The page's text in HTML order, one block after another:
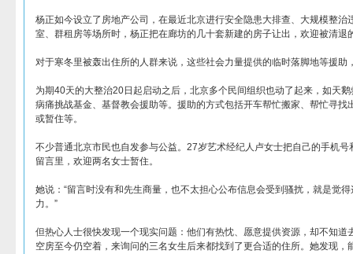
杨正如今设立了房地产公司，在最近北京进行安全隐患大排查、大规模整治
室、群租房等场所时，杨正把在廊坊的几十套新建的房子让出，欢迎被清退
对于寒冬里被轰出住所的人群来说，这些社会力量提供的临时落脚地等援助
为期40天的大整治20日起启动之后，北京多个民间组织也动了起来，如天
病痛挑战基金、基督教会援助等。援助的方式包括开车帮忙搬家、帮忙寻找
或暂住等。
不少普通北京市民也自发参与公益。27岁艺术经纪人卢女士把自己的手机
留言里，欢迎两名女士暂住。
她说：“留言时没有和先生商量，也不太担心公布信息会受到骚扰，就是觉
力。”
但热心人士很快发现一个现实问题：他们有热忱、愿意提供资源，却不知道
空房至今仍空着，来询问的三名女生后来都找到了更合适的住所。她发现，